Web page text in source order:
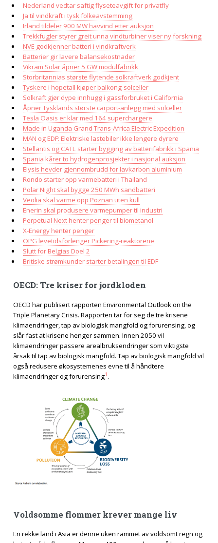
Nederland vedtar saftig flyseteavgift for privatfly
Ja til vindkraft i tysk folkeavstemming
Irland tildeler 900 MW havvind etter auksjon
Trekkfugler styrer greit unna vindturbiner viser ny forskning
NVE godkjenner batteri i vindkraftverk
Batterier gir lavere balansekostnader
Vikram Solar åpner 5 GW modulfabrikk
Storbritannias største flytende solkraftverk godkjent
Tyskere i hopetall kjøper balkong-solceller
Solkraft gjør dype innhugg i gassforbruket i California
Åpner Tysklands største carport-anlegg med solceller
Tesla Oasis er klar med 164 superchargere
Made in Uganda Grand Trans-Africa Electric Expedition
MAN og EDF: Elektriske lastebiler ikke lengere dyrere
Stellantis og CATL starter bygging av batterifabrikk i Spania
Spania kårer to hydrogenprosjekter i nasjonal auksjon
Elysis hevder gjennombrudd for lavkarbon aluminium
Rondo starter opp varmebatteri i Thailand
Polar Night skal bygge 250 MWh sandbatteri
Veolia skal varme opp Poznan uten kull
Enerin skal produsere varmepumper til industri
Perpetual Next henter penger til biometanol
X-Energy henter penger
OPG levetidsforlenger Pickering-reaktorene
Slutt for Belgias Doel 2
Britiske strømkunder starter betalingen til EDF
OECD: Tre kriser for jordkloden
OECD har publisert rapporten Environmental Outlook on the
Triple Planetary Crisis. Rapporten tar for seg de tre krisene
klimaendringer, tap av biologisk mangfold og forurensing, og
slår fast at krisene henger sammen. Innen 2050 vil
klimaendringer passere arealbruksendringer som viktigste
årsak til tap av biologisk mangfold. Tap av biologisk mangfold vil
også redusere økosystemenes evne til å håndtere
klimaendringer og forurensing1.
Voldsomme flommer krever mange liv
En rekke land i Asia er denne uken rammet av voldsomt regn og